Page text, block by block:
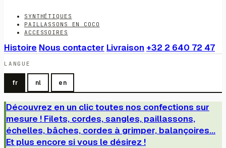
SYNTHÉTIQUES
PAILLASSONS EN COCO
ACCESSOIRES
Histoire Nous contacter Livraison +32 2 640 72 47
LANGUE
fr nl en
Découvrez en un clic toutes nos confections sur
mesure ! Filets, cordes, sangles, paillassons,
échelles, bâches, cordes à grimper, balançoires...
Et plus encore si vous le désirez !